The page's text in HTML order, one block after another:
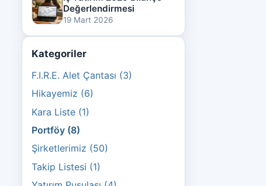
Değerlendirmesi
19 Mart 2026
Kategoriler
F.I.R.E. Alet Çantası (3)
Hikayemiz (6)
Kara Liste (1)
Portföy (8)
Şirketlerimiz (50)
Takip Listesi (1)